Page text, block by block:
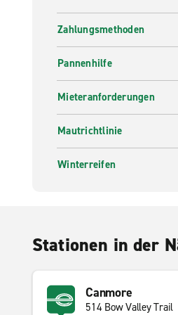
Zahlungsmethoden
Pannenhilfe
Mieteranforderungen
Mautrichtlinie
Winterreifen
Stationen in der
Canmore
514 Bow Valley Trail